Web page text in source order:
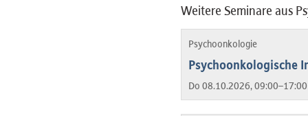
Weitere Seminare aus
Psychoonkologie
Psychoonkologische
Do 08.10.2026,